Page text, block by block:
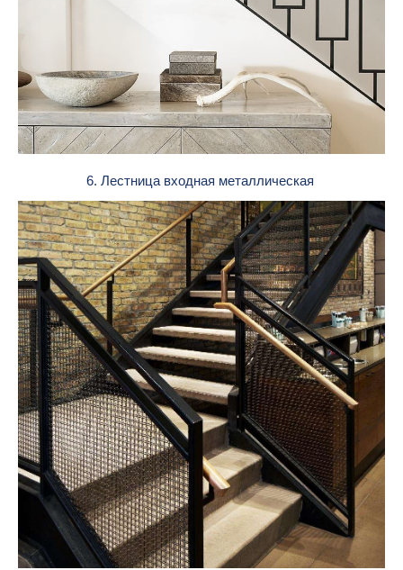
6. Лестница входная металлическая